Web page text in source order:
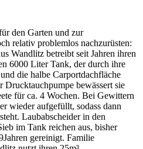
den Garten und zur
relativ problemlos nachzurüsten:
Wandlitz betreibt seit Jahren ihren
6000 Liter Tank, der durch ihre
die halbe Carportdachfläche
Drucktauchpumpe bewässert sie
für ca. 4 Wochen. Bei Gewittern
wieder aufgefüllt, sodass dann
Laubabscheider in den
im Tank reichen aus, bisher
gereinigt. Familie